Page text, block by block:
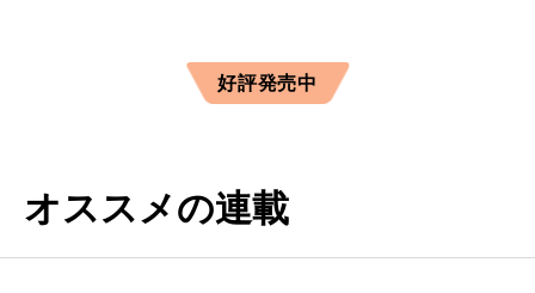
好評発売中
オススメの連載